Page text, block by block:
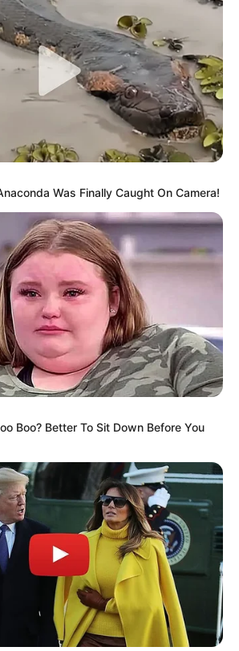
Was Finally Caught On Camera!
Boo? Better To Sit Down Before You